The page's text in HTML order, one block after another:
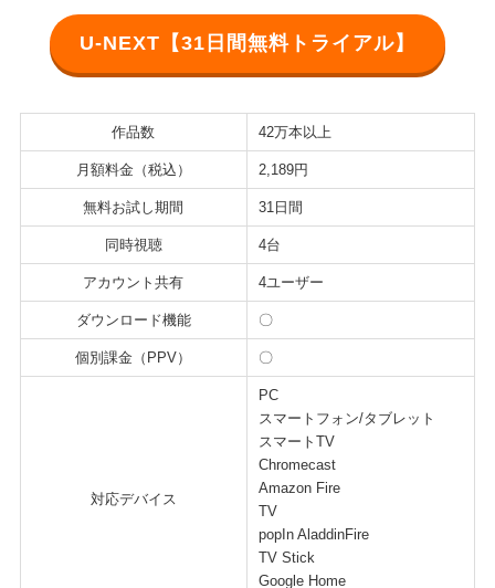
U-NEXT【31日間無料トライアル】
作品数 42万本以上
月額料金（税込） 2,189円
無料お試し期間 31日間
同時視聴 4台
アカウント共有 4ユーザー
ダウンロード機能 〇
個別課金（PPV） 〇
対応デバイス
PC
スマートフォン/タブレット
スマートTV
Chromecast
Amazon Fire
TV
popIn AladdinFire
TV Stick
Google Home